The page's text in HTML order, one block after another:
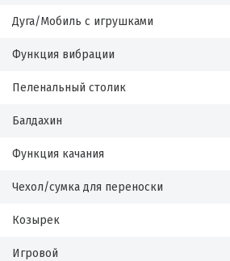
Дуга/Мобиль с игрушками
Функция вибрации
Пеленальный столик
Балдахин
Функция качания
Чехол/сумка для переноски
Козырек
Игровой